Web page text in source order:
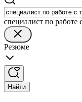
специалист по работе
Резюме
Найти